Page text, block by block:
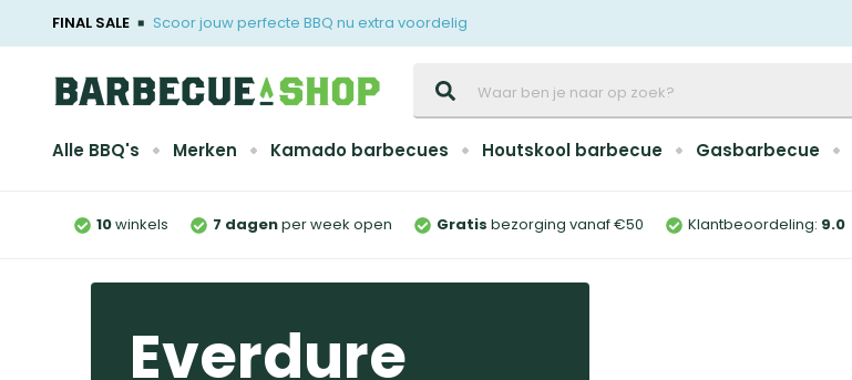
FINAL SALE Scoor jouw perfecte BBQ nu extra voordelig
Alle BBQ's Merken Kamado barbecues Houtskool barbecue Gasbarbecue
10winkels 7 dagenper week open Gratis bezorging vanaf €50 Klantbeoordeling: 9.0
Everdure